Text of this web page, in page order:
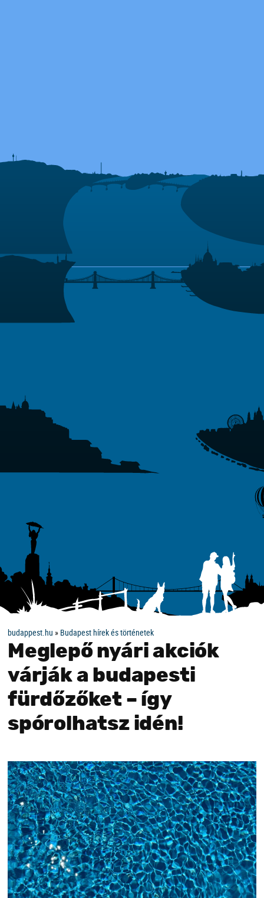
budappest.hu » Budapest hírek és történetek
Meglepő nyári akciók
várják a budapesti
fürdőzőket – így
spórolhatsz idén!